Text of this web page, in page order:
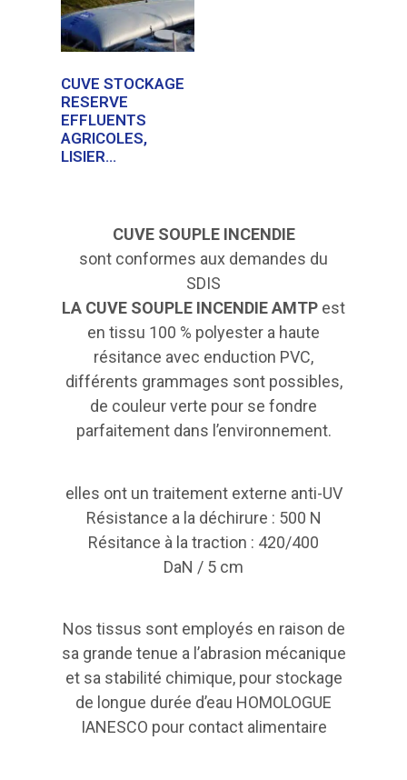
CUVE STOCKAGE
RESERVE
EFFLUENTS
AGRICOLES,
LISIER…
CUVE SOUPLE INCENDIE
sont conformes aux demandes du
SDIS
LA CUVE SOUPLE INCENDIE AMTP est
en tissu 100 % polyester a haute
résitance avec enduction PVC,
différents grammages sont possibles,
de couleur verte pour se fondre
parfaitement dans l’environnement.
elles ont un traitement externe anti-UV
Résistance a la déchirure : 500 N
Résitance à la traction : 420/400
DaN / 5 cm
Nos tissus sont employés en raison de
sa grande tenue a l’abrasion mécanique
et sa stabilité chimique, pour stockage
de longue durée d’eau HOMOLOGUE
IANESCO pour contact alimentaire